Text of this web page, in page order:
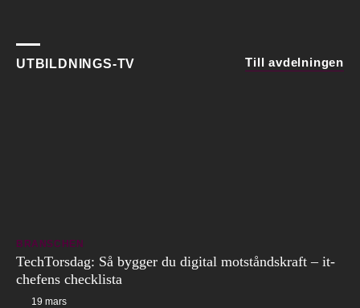
UTBILDNINGS-TV Till avdelningen
BRANSCHEN
TechTorsdag: Så bygger du digital motståndskraft – it-
chefens checklista
19 mars